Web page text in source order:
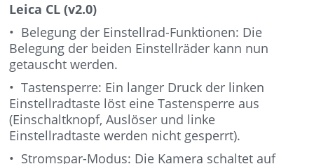
Leica CL (v2.0)
• Belegung der Einstellrad-Funktionen: Die
Belegung der beiden Einstellräder kann nun
getauscht werden.
• Tastensperre: Ein langer Druck der linken
Einstellradtaste löst eine Tastensperre aus
(Einschaltknopf, Auslöser und linke
Einstellradtaste werden nicht gesperrt).
• Stromspar-Modus: Die Kamera schaltet auf